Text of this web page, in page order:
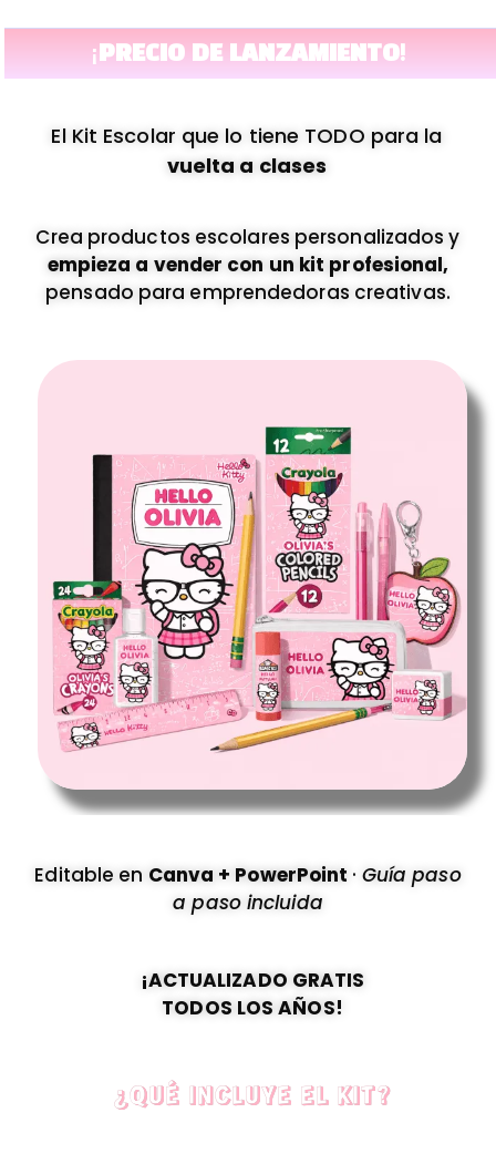
¡PRECIO DE LANZAMIENTO!
El Kit Escolar que lo tiene TODO para la
vuelta a clases
Crea productos escolares personalizados y
empieza a vender con un kit profesional,
pensado para emprendedoras creativas.
Editable en Canva + PowerPoint · Guía paso
a paso incluida
¡ACTUALIZADO GRATIS
TODOS LOS AÑOS!
¿QUÉ INCLUYE EL KIT?